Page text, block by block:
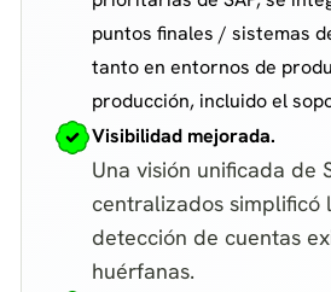
puntos finales / sistemas
tanto en entornos de
producción, incluido el
Visibilidad mejorada.
Una visión unificada de
centralizados simplificó
detección de cuentas
huérfanas.